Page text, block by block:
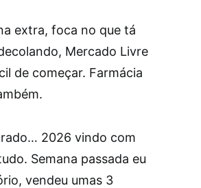
extra, foca no que tá
Mercado Livre
de começar. Farmácia
2026 vindo com
Semana passada eu
vendeu umas 3